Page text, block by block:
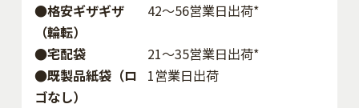
●格安ギザギザ
（輪転）
42〜56営業日出荷*
●宅配袋
21～35営業日出荷*
●既製品紙袋（ロ
ゴなし）
1営業日出荷